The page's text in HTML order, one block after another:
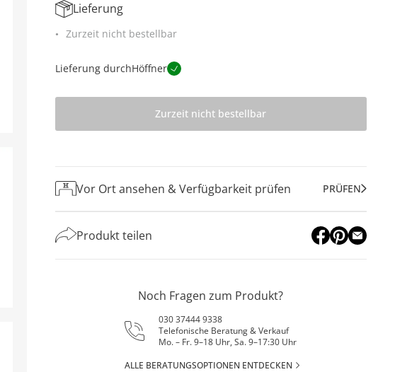
Lieferung
Zurzeit nicht bestellbar
Lieferung durchHöffner
Zurzeit nicht bestellbar
Vor Ort ansehen & Verfügbarkeit prüfen PRÜFEN
Produkt teilen
Noch Fragen zum Produkt?
030 37444 9338
Telefonische Beratung & Verkauf
Mo. – Fr. 9–18 Uhr, Sa. 9–17:30 Uhr
ALLE BERATUNGSOPTIONEN ENTDECKEN